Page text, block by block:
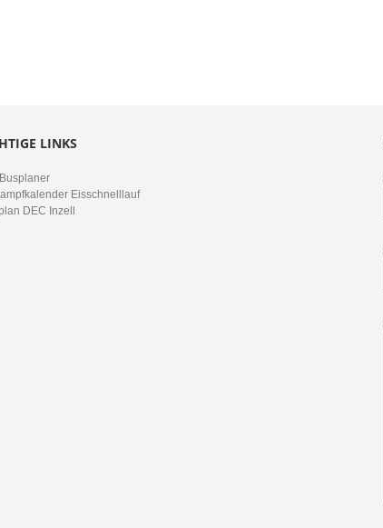
LINKS
Eisschnelllauf
DEC Inzell